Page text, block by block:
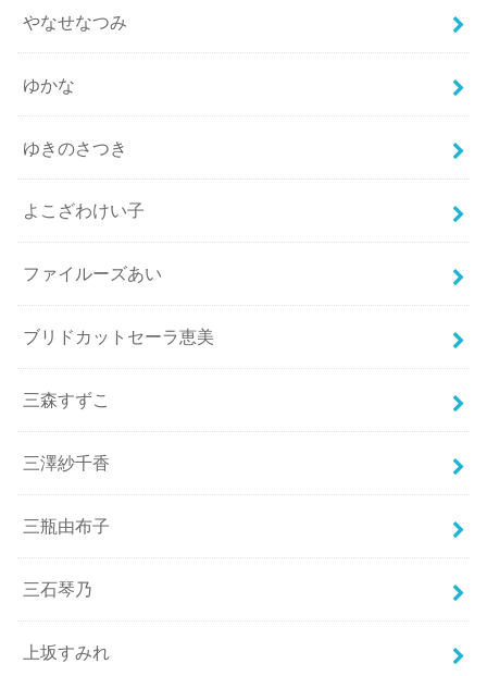
やなせなつみ
ゆかな
ゆきのさつき
よこざわけい子
ファイルーズあい
ブリドカットセーラ恵美
三森すずこ
三澤紗千香
三瓶由布子
三石琴乃
上坂すみれ